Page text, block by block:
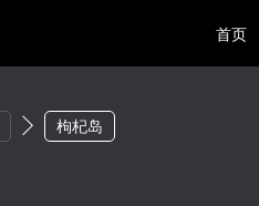
首页
枸杞岛